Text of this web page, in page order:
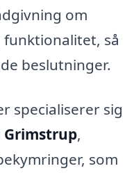
om
så
beslutninger.
specialiserer sig
,
som